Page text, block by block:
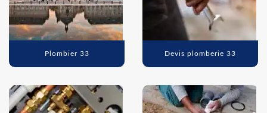
Plombier 33 Devis plomberie 33